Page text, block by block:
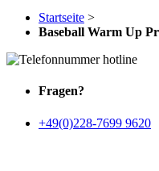
Startseite >
Baseball Warm Up
Fragen?
+49(0)228-7699 9620